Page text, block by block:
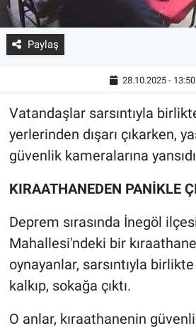
Paylaş
28.10.2025 - 13:50
Vatandaşlar sarsıntıyla
yerlerinden dışarı çıkarken,
güvenlik kameralarına
KIRAATHANEDEN PANİKLE
Deprem sırasında İnegöl
Mahallesi'ndeki bir
oynayanlar, sarsıntıyla
kalkıp, sokağa çıktı.
O anlar, kıraathanenin